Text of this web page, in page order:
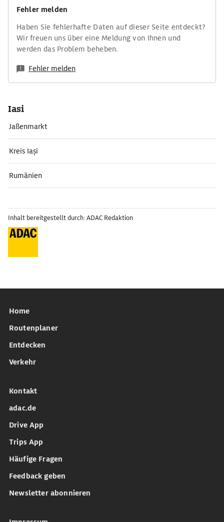
Fehler melden
Haben Sie fehlerhafte Daten auf dieser Seite entdeckt?
Wir freuen uns über eine Meldung von Ihnen und
werden das Problem beheben.
Fehler melden
Iasi
Jaßenmarkt
Kreis Iași
Rumänien
Inhalt bereitgestellt durch: ADAC Redaktion
Home
Routenplaner
Entdecken
Verkehr
Kontakt
adac.de
Drive App
Trips App
Häufige Fragen
Feedback geben
Newsletter abonnieren